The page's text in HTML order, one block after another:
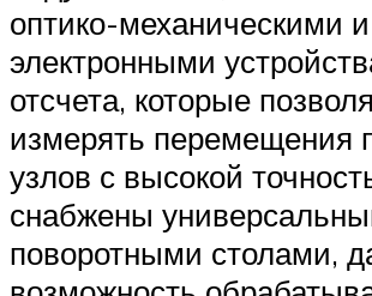
оптико-механическими и
электронными
отсчета, которые
измерять перемещения
узлов с высокой
снабжены
поворотными столами,